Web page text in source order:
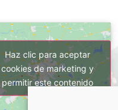
Haz clic para aceptar
cookies de marketing y
permitir este contenido